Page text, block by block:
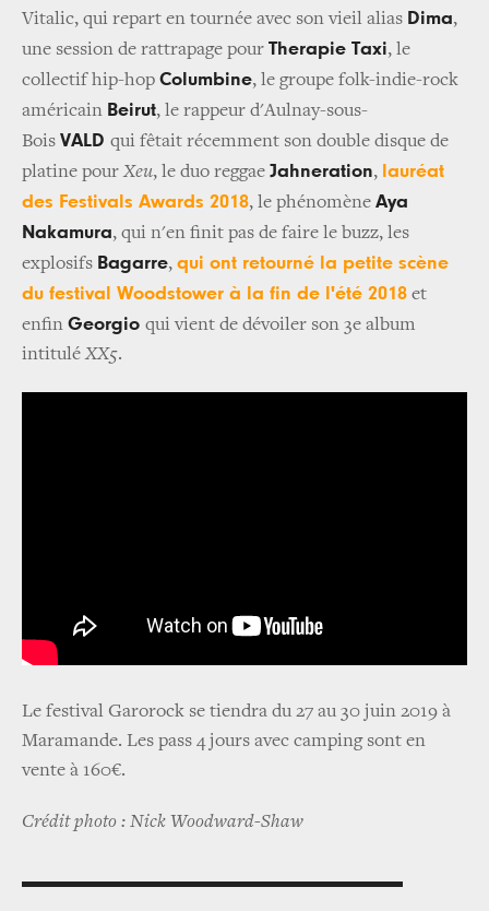
Vitalic, qui repart en tournée avec son vieil alias Dima,
une session de rattrapage pour Therapie Taxi, le
collectif hip-hop Columbine, le groupe folk-indie-rock
américain Beirut, le rappeur d'Aulnay-sous-
Bois VALD qui fêtait récemment son double disque de
platine pourXeu, le duo reggae Jahneration, lauréat
des Festivals Awards 2018, le phénomène Aya
Nakamura, qui n'en finit pas de faire le buzz, les
explosifs Bagarre, qui ont retourné la petite scène
du festival Woodstower à la fin de l'été 2018 et
enfin Georgio qui vient de dévoiler son 3e album
intituléXX5.
Le festival Garorock se tiendra du 27 au 30 juin 2019 à
Maramande. Les pass 4 jours avec camping sont en
vente à 160€.
Crédit photo : Nick Woodward-Shaw